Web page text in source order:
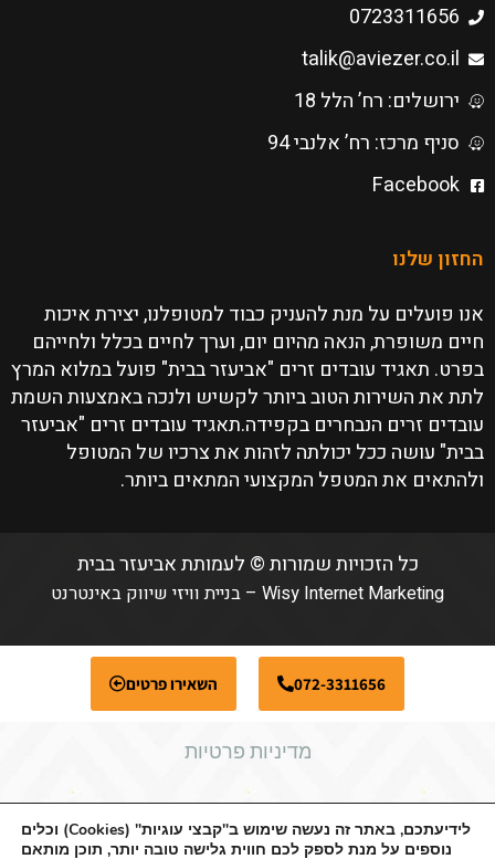
0723311656
talik@aviezer.co.il
ירושלים: רח’ הלל 18
סניף מרכז: רח’ אלנבי 94
Facebook
החזון שלנו
אנו פועלים על מנת להעניק כבוד למטופלנו, יצירת איכות
חיים משופרת, הנאה מהיום יום, וערך לחיים בכלל ולחייהם
בפרט. תאגיד עובדים זרים "אביעזר בבית" פועל במלוא המרץ
לתת את השירות הטוב ביותר לקשיש ולנכה באמצעות השמת
עובדים זרים הנבחרים בקפידה.תאגיד עובדים זרים "אביעזר
בבית" עושה ככל יכולתה לזהות את צרכיו של המטופל
ולהתאים את המטפל המקצועי המתאים ביותר.
כל הזכויות שמורות © לעמותת אביעזר בבית
Wisy Internet Marketing
– בניית וויזי שיווק באינטרנט
072-3311656 השאירו פרטים
מדיניות פרטיות
הצהרת נגישות
לידיעתכם, באתר זה נעשה שימוש ב"קבצי עוגיות" (Cookies) וכלים
נוספים על מנת לספק לכם חווית גלישה טובה יותר, תוכן מותאם